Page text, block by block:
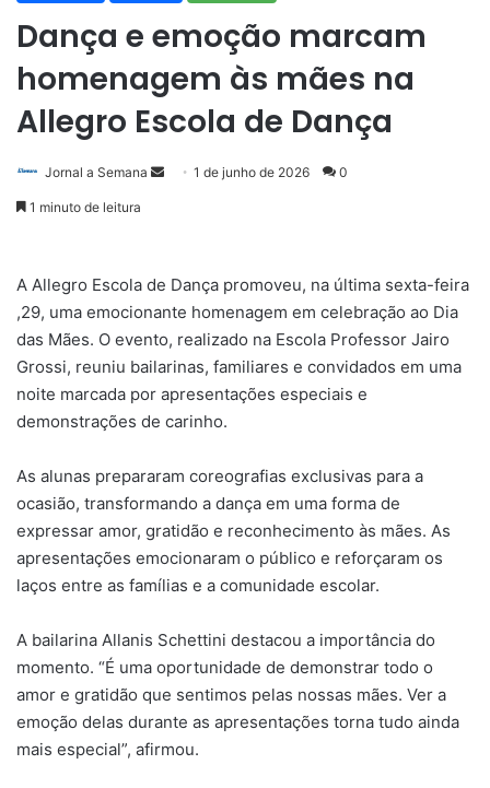
Dança e emoção marcam
homenagem às mães na
Allegro Escola de Dança
Jornal a Semana
Mande1 de junho de 2026 0
1 minuto de leitura
A Allegro Escola de Dança promoveu, na última sexta-feira
,29, uma emocionante homenagem em celebração ao Dia
das Mães. O evento, realizado na Escola Professor Jairo
Grossi, reuniu bailarinas, familiares e convidados em uma
noite marcada por apresentações especiais e
demonstrações de carinho.
As alunas prepararam coreografias exclusivas para a
ocasião, transformando a dança em uma forma de
expressar amor, gratidão e reconhecimento às mães. As
apresentações emocionaram o público e reforçaram os
laços entre as famílias e a comunidade escolar.
A bailarina Allanis Schettini destacou a importância do
momento. “É uma oportunidade de demonstrar todo o
amor e gratidão que sentimos pelas nossas mães. Ver a
emoção delas durante as apresentações torna tudo ainda
mais especial”, afirmou.